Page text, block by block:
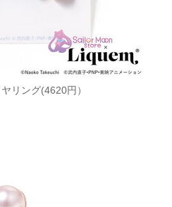
リング(4620円）